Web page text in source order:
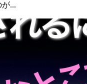
...